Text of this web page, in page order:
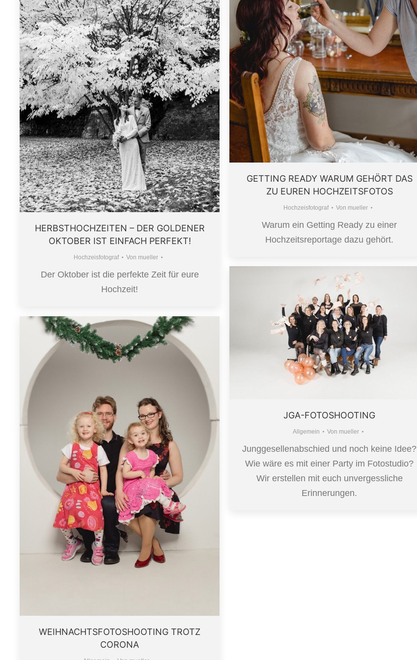
HERBSTHOCHZEITEN – DER GOLDENER
OKTOBER IST EINFACH PERFEKT!
Hochzeisfotograf Von mueller
Der Oktober ist die perfekte Zeit für eure
Hochzeit!
GETTING READY WARUM GEHÖRT DAS
ZU EUREN HOCHZEITSFOTOS
Hochzeisfotograf Von mueller
Warum ein Getting Ready zu einer
Hochzeitsreportage dazu gehört.
JGA-FOTOSHOOTING
Allgemein Von mueller
Junggesellenabschied und noch keine Idee?
Wie wäre es mit einer Party im Fotostudio?
Wir erstellen mit euch unvergessliche
Erinnerungen.
WEIHNACHTSFOTOSHOOTING TROTZ
CORONA